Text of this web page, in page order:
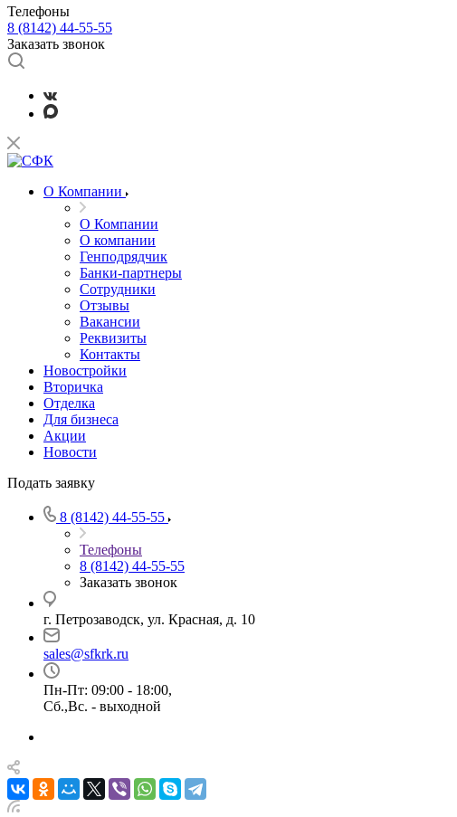
Телефоны
8 (8142) 44-55-55
Заказать звонок
О Компании
О Компании
О компании
Генподрядчик
Банки-партнеры
Сотрудники
Отзывы
Вакансии
Реквизиты
Контакты
Новостройки
Вторичка
Отделка
Для бизнеса
Акции
Новости
Подать заявку
8 (8142) 44-55-55
Телефоны
8 (8142) 44-55-55
Заказать звонок
г. Петрозаводск, ул. Красная, д. 10
sales@sfkrk.ru
Пн-Пт: 09:00 - 18:00,
Сб.,Вс. - выходной